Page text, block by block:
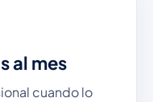
al mes
cuando lo